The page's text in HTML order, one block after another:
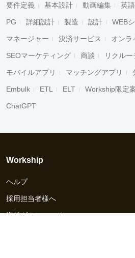
要件定義 基本設計 動画編集 英語
PG 詳細設計 製造 設計 WEB
マネージャー 決済サービス オンラ
SEOマーケティング 商談 リクル
モバイルアプリ マッチングアプリ
Embulk ETL ELT Workship限定
ChatGPT
Workship
ヘルプ
採用担当者様へ
資料ダウンロード